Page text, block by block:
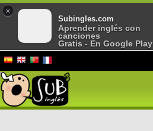
×
Subingles.com
Aprender inglés con
canciones
Gratis - En Google Play